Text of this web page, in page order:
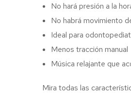
No hará presión a la
No habrá movimiento
Ideal para
Menos tracción manual
Música relajante que
Mira todas las